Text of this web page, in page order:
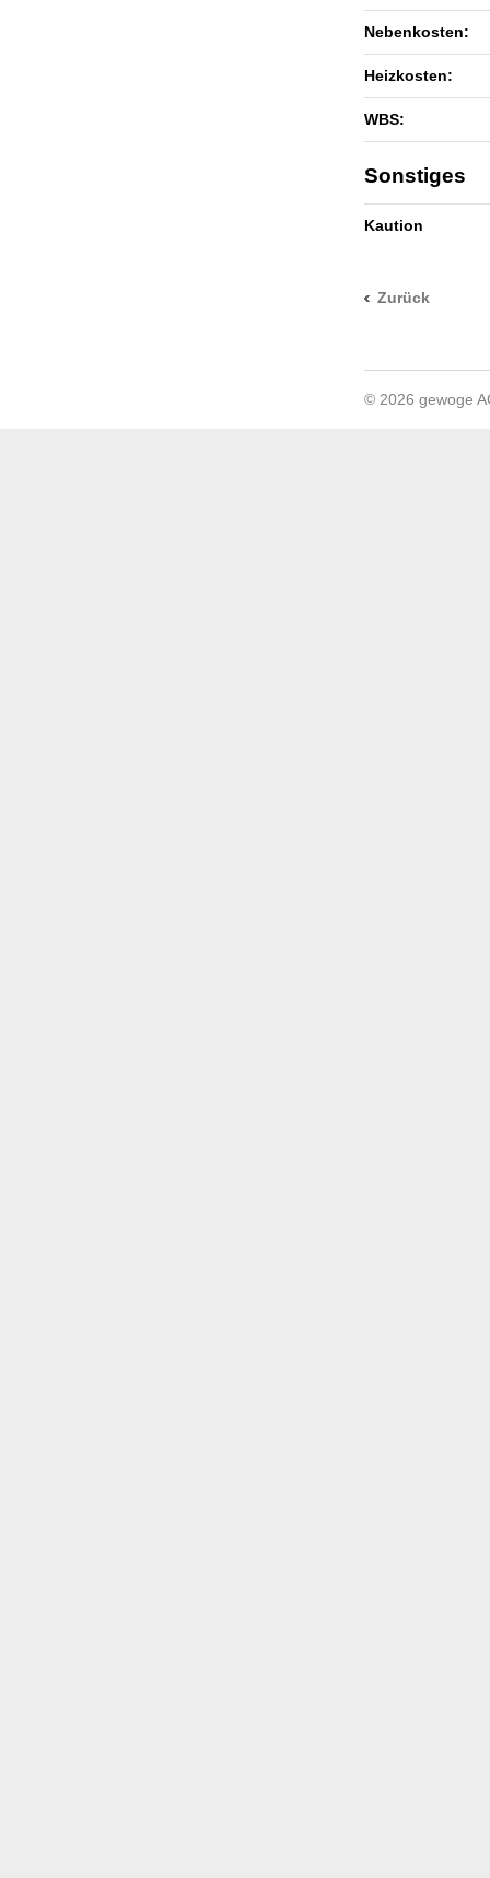
Nebenkosten:
Heizkosten:
WBS:
Sonstiges
Kaution
Zurück
© 2026 gewoge